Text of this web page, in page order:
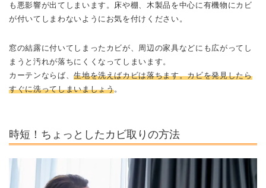
も悪影響が出てしまいます。床や棚、木製品を中心に有機物にカビ
が付いてしまわないようにお気を付けください。
窓の結露に付いてしまったカビが、周辺の家具などにも広がってし
まうと汚れが落ちにくくなってしまいます。
カーテンならば、生地を洗えばカビは落ちます。カビを発見したら
すぐに洗ってしまいましょう。
時短！ちょっとしたカビ取りの方法